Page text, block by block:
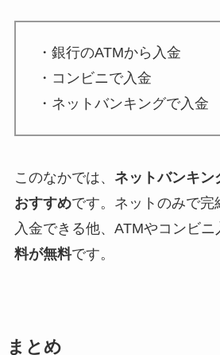
・銀行のATMから入金
・コンビニで入金
・ネットバンキングで入金
このなかでは、 ネットバンキン
おすすめです。ネットのみで完
入金できる他、ATMやコンビニ
料が無料です。
まとめ